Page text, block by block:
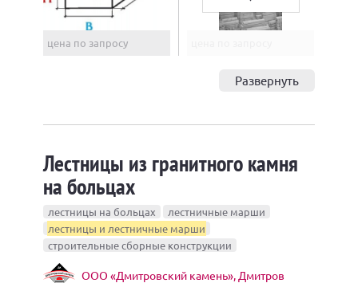
цена по запросу
Развернуть
Лестницы из гранитного камня
на больцах
лестницы на больцах
лестничные марши
лестницы и лестничные марши
строительные сборные конструкции
ООО «Дмитровский камень», Дмитров